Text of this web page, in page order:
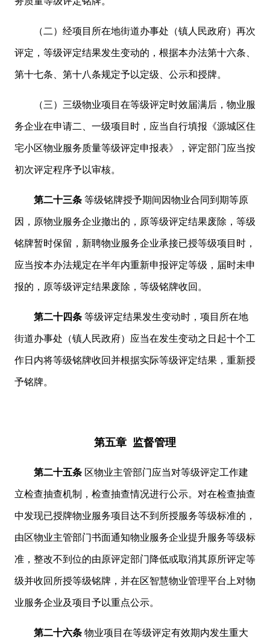
（二）经项目所在地街道办事处（镇人民政府）再次
评定，等级评定结果发生变动的，根据本办法第十六条、
第十七条、第十八条规定予以定级、公示和授牌。
（三）三级物业项目在等级评定时效届满后，物业服
务企业在申请二、一级项目时，应当自行填报《源城区住
宅小区物业服务质量等级评定申报表》，评定部门应当按
初次评定程序予以审核。
第二十三条等级铭牌授予期间因物业合同到期等原
因，原物业服务企业撤出的，原等级评定结果废除，等级
铭牌暂时保留，新聘物业服务企业承接已授等级项目时，
应当按本办法规定在半年内重新申报评定等级，届时未申
报的，原等级评定结果废除，等级铭牌收回。
第二十四条等级评定结果发生变动时，项目所在地
街道办事处（镇人民政府）应当在发生变动之日起十个工
作日内将等级铭牌收回并根据实际等级评定结果，重新授
予铭牌。
第五章 监督管理
第二十五条区物业主管部门应当对等级评定工作建
立检查抽查机制，检查抽查情况进行公示。对在检查抽查
中发现已授牌物业服务项目达不到所授服务等级标准的，
由区物业主管部门书面通知物业服务企业提升服务等级标
准，整改不到位的由原评定部门降低或取消其原所评定等
级并收回所授等级铭牌，并在区智慧物业管理平台上对物
业服务企业及项目予以重点公示。
第二十六条物业项目在等级评定有效期内发生重大